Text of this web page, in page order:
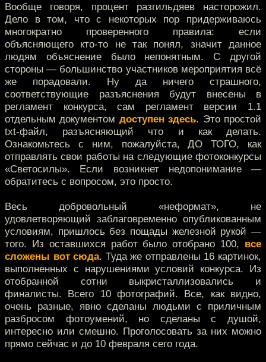
Вообще говоря, процент разгильдяев насторожил.
Дело в том, что с некоторых пор придерживаюсь
многократно проверенного правила: если
объясняющего кто-то не так понял, значит данное
людям объяснение было непонятным. С другой
стороны — большинство участников мероприятия всё
же порадовали. Ну да ничего страшного,
соответствующие разъяснения будут внесены в
регламент конкурса, сам регламент версии 1.1
отдельным документом доступен здесь. Это простой
txt-файл, разъясняющий что и как делать.
Ознакомьтесь с ним, пожалуйста, ДО ТОГО, как
отправлять свои работы на следующие фотоконкурсы
«Светосилы». Если возникнет недопонимание —
обратитесь с вопросом, это просто.
Весь добровольный «неформат», не
удовлетворяющий заблаговременно опубликованным
условиям, пришлось без пощады железной рукой —
того. Из оставшихся работ было отобрано 100, все
сложены вот сюда. Туда же отправлены 16 картинок,
выполненных с нарушениями условий конкурса. Из
отобранной сотни выкристаллизовались и
финалисты. Всего 10 фотографий. Все, как видно,
очень разные, явно сделаны людьми с приличным
разбросом фотоумений, но сделаны с душой,
интересно или смешно. Проголосовать за них можно
прямо сейчас и до 10 февраля сего года.